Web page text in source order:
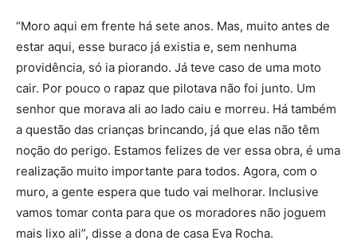
“Moro aqui em frente há sete anos. Mas, muito antes de
estar aqui, esse buraco já existia e, sem nenhuma
providência, só ia piorando. Já teve caso de uma moto
cair. Por pouco o rapaz que pilotava não foi junto. Um
senhor que morava ali ao lado caiu e morreu. Há também
a questão das crianças brincando, já que elas não têm
noção do perigo. Estamos felizes de ver essa obra, é uma
realização muito importante para todos. Agora, com o
muro, a gente espera que tudo vai melhorar. Inclusive
vamos tomar conta para que os moradores não joguem
mais lixo ali”, disse a dona de casa Eva Rocha.